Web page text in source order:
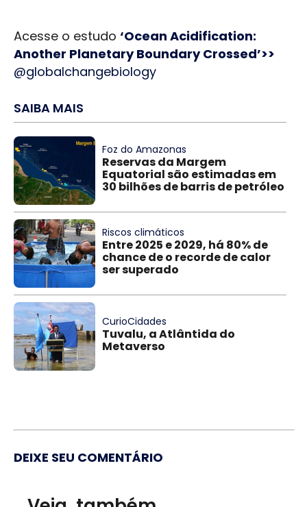
Acesse o estudo ‘Ocean Acidification:
Another Planetary Boundary Crossed’>>
@globalchangebiology
SAIBA MAIS
Foz do Amazonas
Reservas da Margem
Equatorial são estimadas em
30 bilhões de barris de petróleo
Riscos climáticos
Entre 2025 e 2029, há 80% de
chance de o recorde de calor
ser superado
CurioCidades
Tuvalu, a Atlântida do
Metaverso
DEIXE SEU COMENTÁRIO